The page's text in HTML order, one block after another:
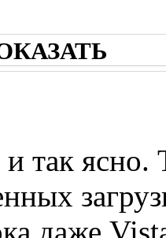
так ясно.